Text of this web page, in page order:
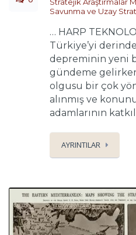
Savunma ve Uzay
… HARP
Türkiye’yi
depreminin yeni
gündeme
olgusu bir çok
alınmış ve
adamlarının
AYRINTILAR